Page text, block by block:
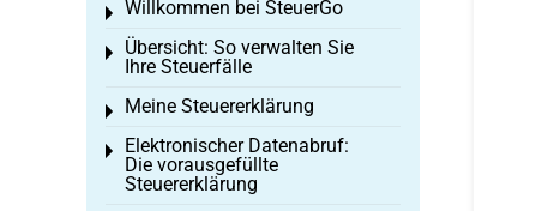
Willkommen bei SteuerGo
Toggle menu
Übersicht: So verwalten Sie
Ihre Steuerfälle
Toggle menu
Meine Steuererklärung
Toggle menu
Elektronischer Datenabruf:
Die vorausgefüllte
Steuererklärung
Toggle menu